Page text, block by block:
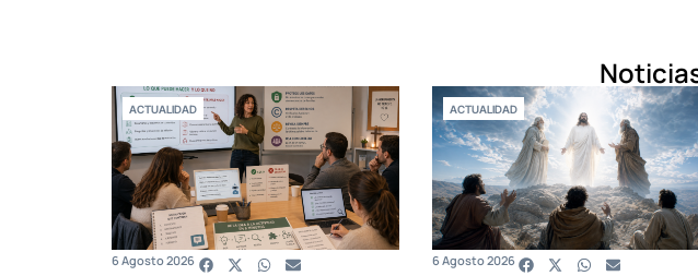
ACTUALIDAD
6 Agosto 2026
ACTUALIDAD
6 Agosto 2026